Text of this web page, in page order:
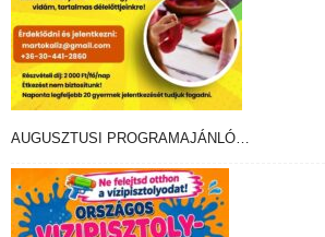
AUGUSZTUSI PROGRAMAJÁNLÓ…